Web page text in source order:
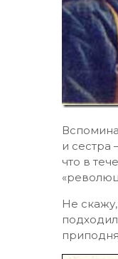
и сестра
что в
Не